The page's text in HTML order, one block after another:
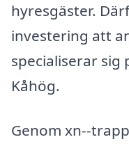
hyresgäster.
investering att
specialiserar sig
Kåhög.
Genom xn--